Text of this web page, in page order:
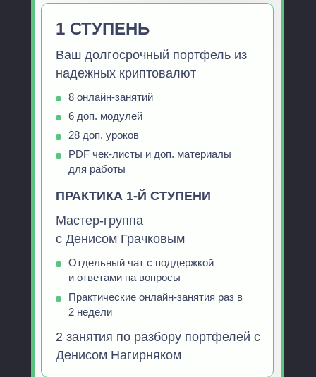
Отдельный чат с поддержкой
и ответами на вопросы
Практические онлайн-занятия раз в
2 недели
1 СТУПЕНЬ
Ваш долгосрочный портфель из
надежных криптовалют
6 доп. модулей
28 доп. уроков
PDF чек-листы и доп. материалы
для работы
8 онлайн-занятий
ПРАКТИКА 1-Й СТУПЕНИ
Мастер-группа
с Денисом Грачковым
2 занятия по разбору портфелей с
Денисом Нагирняком